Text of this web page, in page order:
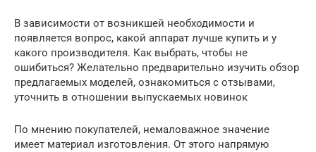
В зависимости от возникшей необходимости и
появляется вопрос, какой аппарат лучше купить и у
какого производителя. Как выбрать, чтобы не
ошибиться? Желательно предварительно изучить обзор
предлагаемых моделей, ознакомиться с отзывами,
уточнить в отношении выпускаемых новинок
По мнению покупателей, немаловажное значение
имеет материал изготовления. От этого напрямую